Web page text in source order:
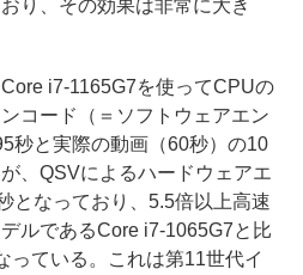
り、その効果は非常に大き
i7-1165G7を使ってCPUの
コード（＝ソフトウェアエン
秒と実際の動画（60秒）の10
、QSVによるハードウェアエ
となっており、5.5倍以上高速
ルであるCore i7-1065G7と比
っている。これは第11世代イ